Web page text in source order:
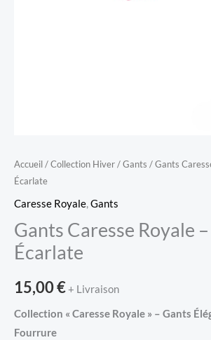
Accueil/Collection Hiver/Gants / Gants
Écarlate
Caresse Royale,Gants
Gants Caresse Royale
Écarlate
15,00€+ Livraison
Collection « Caresse Royale » – Gants
Fourrure